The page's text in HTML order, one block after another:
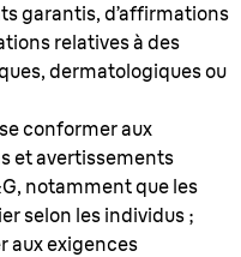
garantis, d’affirmations
relatives à des
dermatologiques ou
conformer aux
et avertissements
notamment que les
selon les individus ;
aux exigences